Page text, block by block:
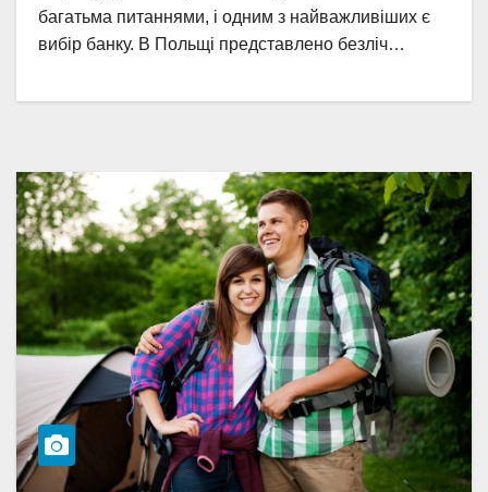
багатьма питаннями, і одним з найважливіших є
вибір банку. В Польщі представлено безліч…